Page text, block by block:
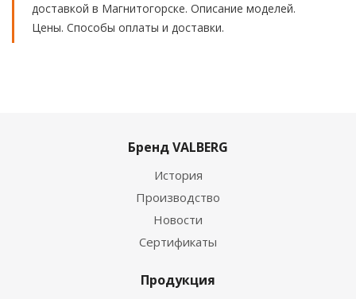
доставкой в Магнитогорске. Описание моделей.
Цены. Способы оплаты и доставки.
Бренд VALBERG
История
Производство
Новости
Сертификаты
Продукция